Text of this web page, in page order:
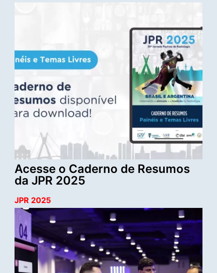
Acesse o Caderno de Resumos
da JPR 2025
JPR 2025